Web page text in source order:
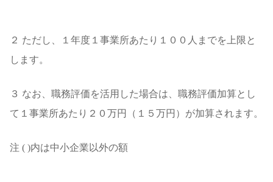
２ ただし、１年度１事業所あたり１００人までを上限と
します。
３ なお、職務評価を活用した場合は、職務評価加算とし
て１事業所あたり２０万円（１５万円）が加算されます。
注 ( )内は中小企業以外の額